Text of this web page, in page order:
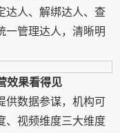
达人、解绑达人、查
一管理达人，清晰明
效果看得见
供数据参谋，机构可
、视频维度三大维度